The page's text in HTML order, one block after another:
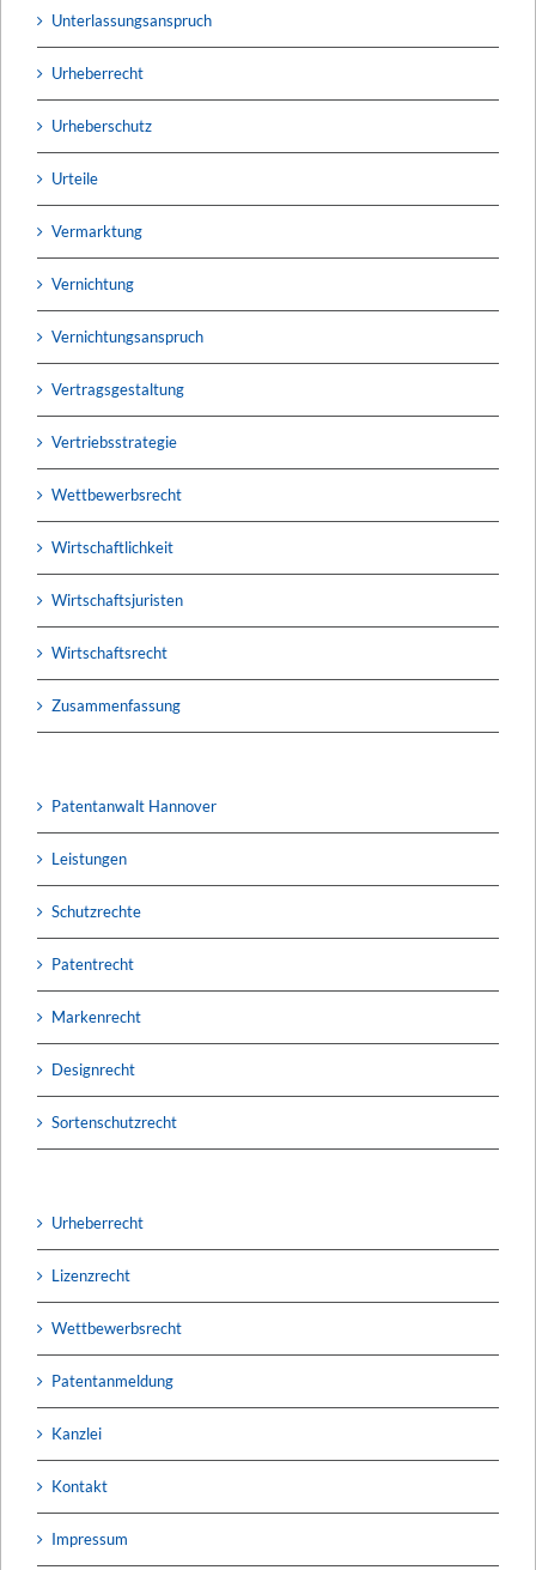
Unterlassungsanspruch
Urheberrecht
Urheberschutz
Urteile
Vermarktung
Vernichtung
Vernichtungsanspruch
Vertragsgestaltung
Vertriebsstrategie
Wettbewerbsrecht
Wirtschaftlichkeit
Wirtschaftsjuristen
Wirtschaftsrecht
Zusammenfassung
Patentanwalt Hannover
Leistungen
Schutzrechte
Patentrecht
Markenrecht
Designrecht
Sortenschutzrecht
Urheberrecht
Lizenzrecht
Wettbewerbsrecht
Patentanmeldung
Kanzlei
Kontakt
Impressum